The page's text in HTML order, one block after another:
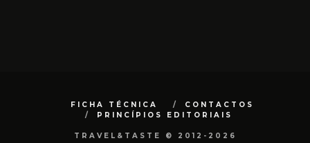
FICHA TÉCNICA
CONTACTOS
PRINCÍPIOS EDITORIAIS
TRAVEL&TASTE © 2012-2026